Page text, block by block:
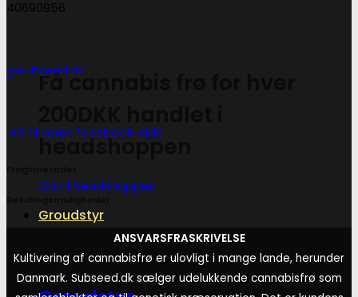
Få cannabis frø for hver
headshoppen
Gå til headshoppen
Groudstyr
40690956
@subseed.dk
Gå til vores facebook-side
ANSVARSFRASKRIVELSE
Kultivering af cannabisfrø er ulovligt i mange lande, herunder
Danmark. Subseed.dk sælger udelukkende cannabisfrø som